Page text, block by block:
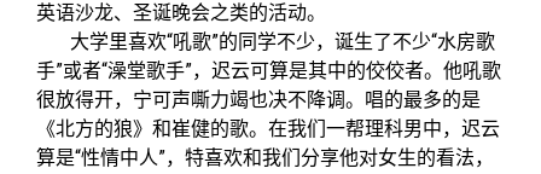
英语沙龙、圣诞晚会之类的活动。
大学里喜欢“吼歌”的同学不少，诞生了不少“水房歌
手”或者“澡堂歌手”，迟云可算是其中的佼佼者。他吼歌
很放得开，宁可声嘶力竭也决不降调。唱的最多的是
《北方的狼》和崔健的歌。在我们一帮理科男中，迟云
算是“性情中人”，特喜欢和我们分享他对女生的看法，